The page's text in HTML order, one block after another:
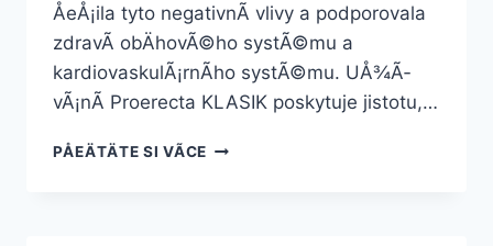
ÅeÅ¡ila tyto negativnÃ­ vlivy a podporovala
zdravÃ­ obÄhovÃ©ho systÃ©mu a
kardiovaskulÃ¡rnÃ­ho systÃ©mu. UÅ¾Ã­
vÃ¡nÃ­ Proerecta KLASIK poskytuje jistotu,…
PÅEÄTÄTE SI VÃ­CEPROERECTA